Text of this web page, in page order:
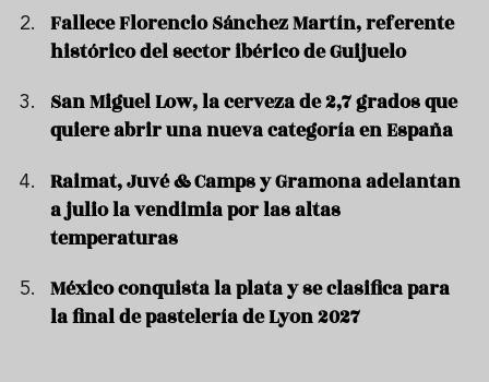
Fallece Florencio Sánchez Martín, referente
histórico del sector ibérico de Guijuelo
San Miguel Low, la cerveza de 2,7 grados que
quiere abrir una nueva categoría en España
Raimat, Juvé & Camps y Gramona adelantan
a julio la vendimia por las altas
temperaturas
México conquista la plata y se clasifica para
la final de pastelería de Lyon 2027